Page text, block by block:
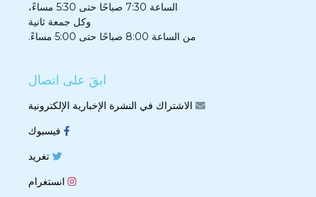
الساعة 7:30 صباحًا حتى 5:30 مساءً،
وكل جمعة ثانية
من الساعة 8:00 صباحًا حتى 5:00 مساءً.
ابقَ على اتصال
الاشتراك في النشرة الإخبارية الإلكترونية
فيسبوك
تغريد
انستغرام